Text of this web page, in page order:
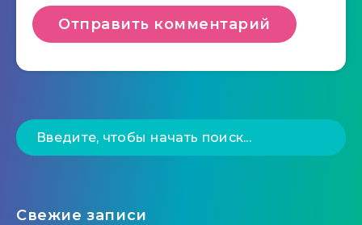
Свежие записи